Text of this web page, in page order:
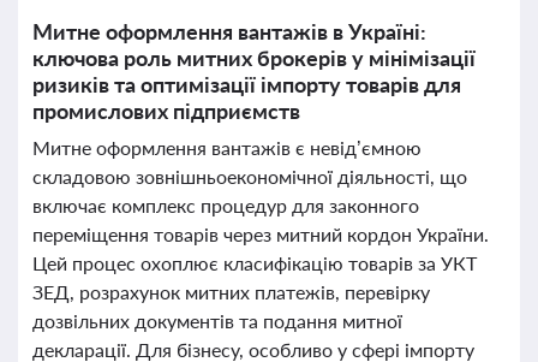
Митне оформлення вантажів в Україні:
ключова роль митних брокерів у мінімізації
ризиків та оптимізації імпорту товарів для
промислових підприємств
Митне оформлення вантажів є невід’ємною
складовою зовнішньоекономічної діяльності, що
включає комплекс процедур для законного
переміщення товарів через митний кордон України.
Цей процес охоплює класифікацію товарів за УКТ
ЗЕД, розрахунок митних платежів, перевірку
дозвільних документів та подання митної
декларації. Для бізнесу, особливо у сфері імпорту